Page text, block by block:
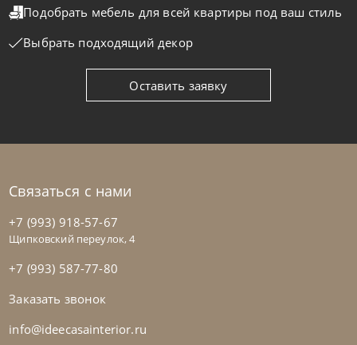
Стул Cml 1901 K Niku
На заказ 45-90 дн
на выбор на выбор
Подобрать мебель для всей квартиры под ваш стиль
Выбрать подходящий декор
Оставить заявку
Связаться с нами
+7 (993) 918-57-67
Щипковский переулок, 4
+7 (993) 587-77-80
Заказать звонок
info@ideecasainterior.ru